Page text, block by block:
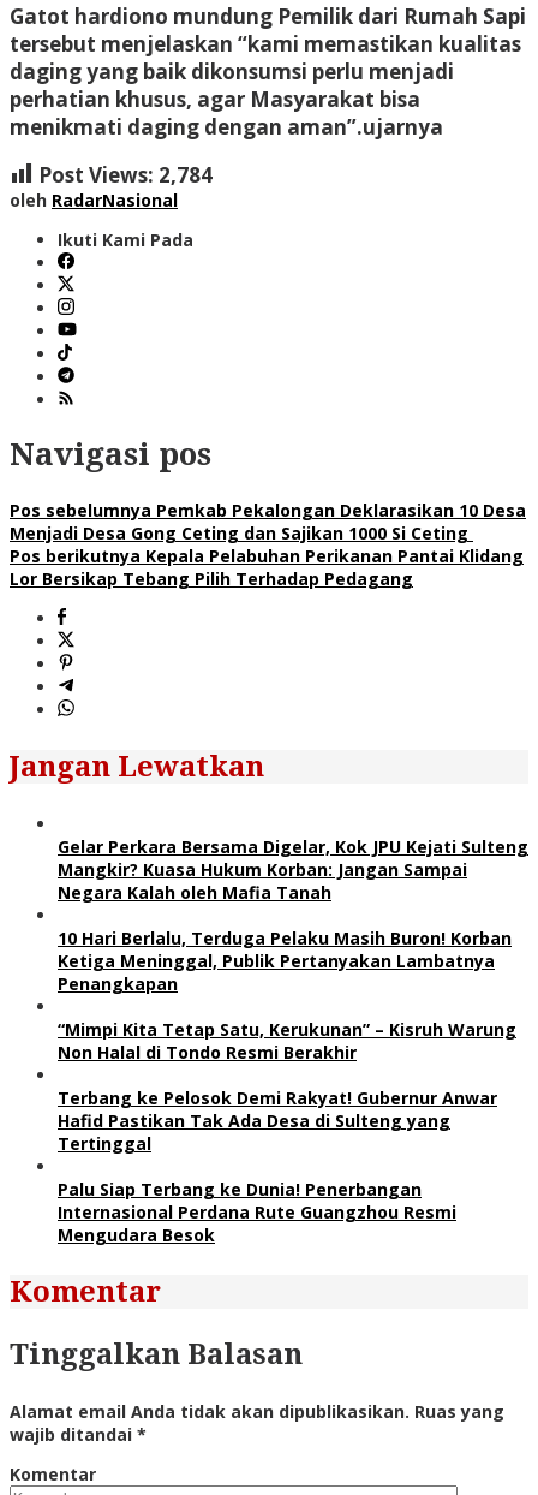
Gatot hardiono mundung Pemilik dari Rumah Sapi
tersebut menjelaskan “kami memastikan kualitas
daging yang baik dikonsumsi perlu menjadi
perhatian khusus, agar Masyarakat bisa
menikmati daging dengan aman”.ujarnya
Post Views: 2,784
oleh RadarNasional
Ikuti Kami Pada
Navigasi pos
Pos sebelumnya Pemkab Pekalongan Deklarasikan 10 Desa
Menjadi Desa Gong Ceting dan Sajikan 1000 Si Ceting
Pos berikutnya Kepala Pelabuhan Perikanan Pantai Klidang
Lor Bersikap Tebang Pilih Terhadap Pedagang
Jangan Lewatkan
Gelar Perkara Bersama Digelar, Kok JPU Kejati Sulteng
Mangkir? Kuasa Hukum Korban: Jangan Sampai
Negara Kalah oleh Mafia Tanah
10 Hari Berlalu, Terduga Pelaku Masih Buron! Korban
Ketiga Meninggal, Publik Pertanyakan Lambatnya
Penangkapan
“Mimpi Kita Tetap Satu, Kerukunan” – Kisruh Warung
Non Halal di Tondo Resmi Berakhir
Terbang ke Pelosok Demi Rakyat! Gubernur Anwar
Hafid Pastikan Tak Ada Desa di Sulteng yang
Tertinggal
Palu Siap Terbang ke Dunia! Penerbangan
Internasional Perdana Rute Guangzhou Resmi
Mengudara Besok
Komentar
Tinggalkan Balasan
Alamat email Anda tidak akan dipublikasikan. Ruas yang
wajib ditandai *
Komentar